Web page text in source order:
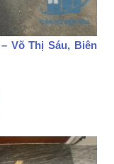
Võ Thị Sáu, Biên